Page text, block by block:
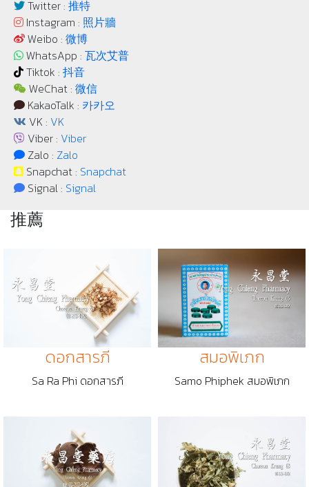
Twitter : 推特
Instagram : 照片牆
Weibo : 微博
WhatsApp : 瓦次艾普
Tiktok : 抖音
WeChat : 微信
KakaoTalk : 카카오
VK : VK
Viber : Viber
Zalo : Zalo
Snapchat : Snapchat
Signal : Signal
推薦
ดอกสารภี
Sa Ra Phi ดอกสารภี
สมอพิเภก
Samo Phiphek สมอพิเภก